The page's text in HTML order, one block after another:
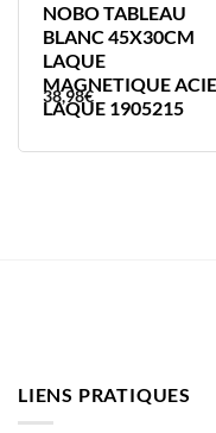
NOBO TABLEAU
BLANC 45X30CM
LAQUE
MAGNETIQUE
LAQUE 1905215
38,98€
LIENS PRATIQUES